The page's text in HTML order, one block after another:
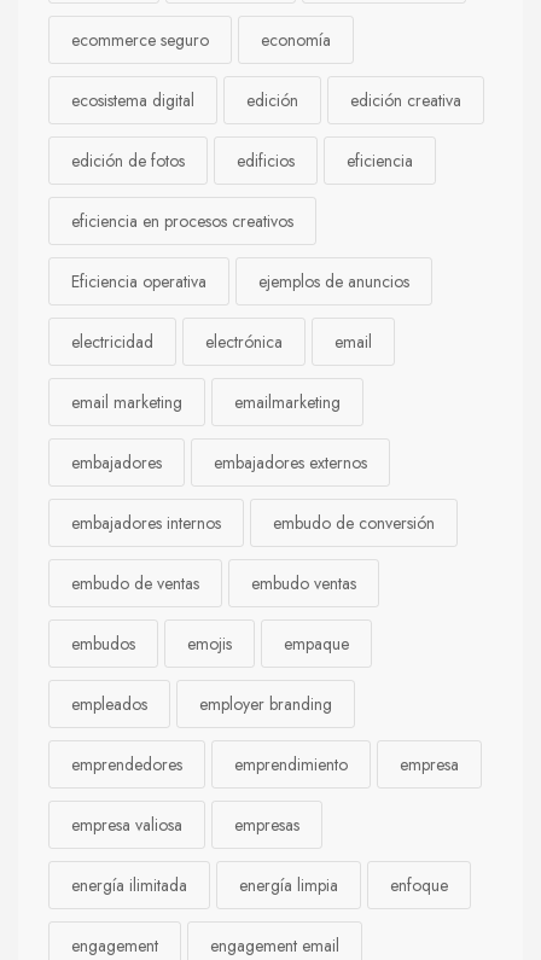
ecommerce seguro economía
ecosistema digital edición edición creativa
edición de fotos edificios eficiencia
eficiencia en procesos creativos
Eficiencia operativa ejemplos de anuncios
electricidad electrónica email
email marketing emailmarketing
embajadores embajadores externos
embajadores internos embudo de conversión
embudo de ventas embudo ventas
embudos emojis empaque
empleados employer branding
emprendedores emprendimiento empresa
empresa valiosa empresas
energía ilimitada energía limpia enfoque
engagement engagement email